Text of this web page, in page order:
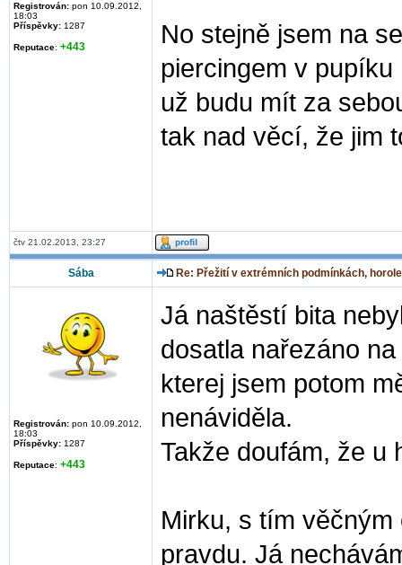
Registrován: pon 10.09.2012,
18:03
Příspěvky: 1287
Reputace: +443
No stejně jsem na
piercingem v
už budu mít za
tak nad věcí, že jim
čtv 21.02.2013, 23:27
Sába Re: Přežití v extrémních podmínkách,
Registrován: pon 10.09.2012,
18:03
Příspěvky: 1287
Reputace: +443
Já naštěstí bita
dosatla nařezáno
kterej jsem potom
nenáviděla.
Takže doufám, že u
Mirku, s tím
pravdu. Já